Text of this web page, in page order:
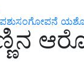
ಪಶುಸಂಗೋಪನೆ